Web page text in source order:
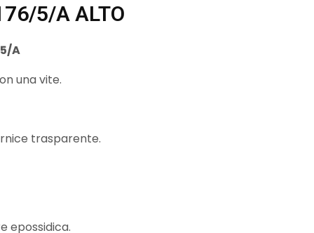
5/A ALTO
A
una vite.
trasparente.
epossidica.